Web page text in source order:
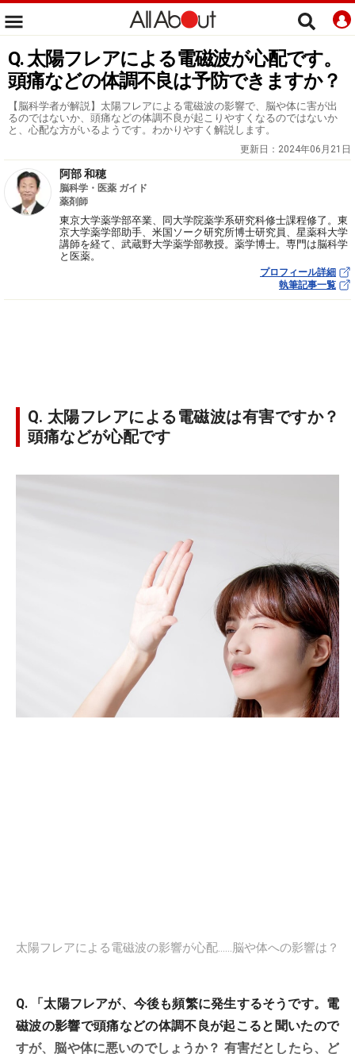
Q. 太陽フレアによる電磁波が心配です。
頭痛などの体調不良は予防できますか？
【脳科学者が解説】太陽フレアによる電磁波の影響で、脳や体に害が出
るのではないか、頭痛などの体調不良が起こりやすくなるのではないか
と、心配な方がいるようです。わかりやすく解説します。
更新日： 2024年06月21日
阿部 和穂
脳科学・医薬 ガイド
薬剤師
東京大学薬学部卒業、同大学院薬学系研究科修士課程修了。東
京大学薬学部助手、米国ソーク研究所博士研究員、星薬科大学
講師を経て、武蔵野大学薬学部教授。薬学博士。専門は脳科学
と医薬。
プロフィール詳細
執筆記事一覧
Q. 太陽フレアによる電磁波は有害ですか？
頭痛などが心配です
太陽フレアによる電磁波の影響が心配……脳や体への影響は？
Q. 「太陽フレアが、今後も頻繁に発生するそうです。電
磁波の影響で頭痛などの体調不良が起こると聞いたので
すが、脳や体に悪いのでしょうか？ 有害だとしたら、ど